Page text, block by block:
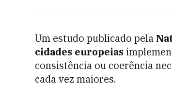
Um estudo publicado pela
cidades europeias
consistência ou coerência
cada vez maiores.